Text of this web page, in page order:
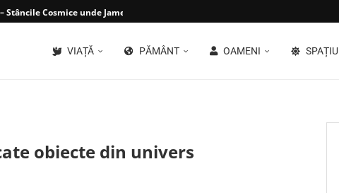
Stâncile Cosmice unde James Webb...
VIAȚĂ PĂMÂNT OAMENI SPAȚIU
obiecte din univers